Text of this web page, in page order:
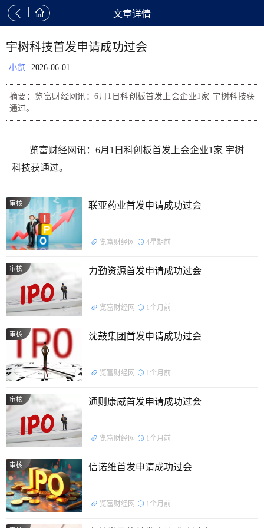
  文章详情
宇树科技首发申请成功过会
小览 2026-06-01
摘要：览富财经网讯：6月1日科创板首发上会企业1家 宇树科技获
通过。
览富财经网讯：6月1日科创板首发上会企业1家 宇树
科技获通过。
审核 联亚药业首发申请成功过会
览富财经网 4星期前
审核 力勤资源首发申请成功过会
览富财经网 1个月前
审核 沈鼓集团首发申请成功过会
览富财经网 1个月前
审核 通则康威首发申请成功过会
览富财经网 1个月前
审核 信诺维首发申请成功过会
览富财经网 1个月前